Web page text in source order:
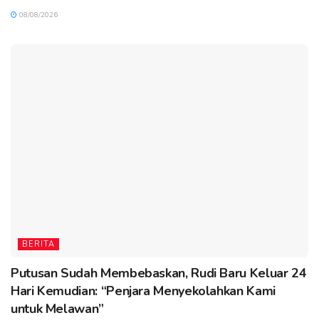
08/08/2026
BERITA
Putusan Sudah Membebaskan, Rudi Baru Keluar 24
Hari Kemudian: “Penjara Menyekolahkan Kami
untuk Melawan”